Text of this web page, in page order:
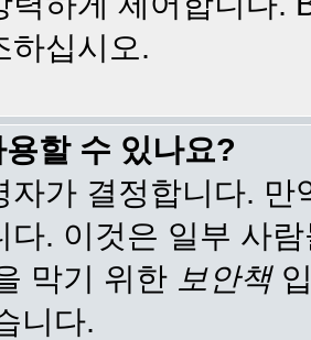
하십시오.
할 수 있나요?
자가 결정합니다.
다. 이것은 일부 사
막기 위한 보안책
니다.